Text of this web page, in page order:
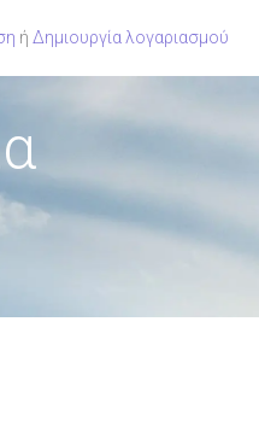
ή Δημιουργία λογαριασμού